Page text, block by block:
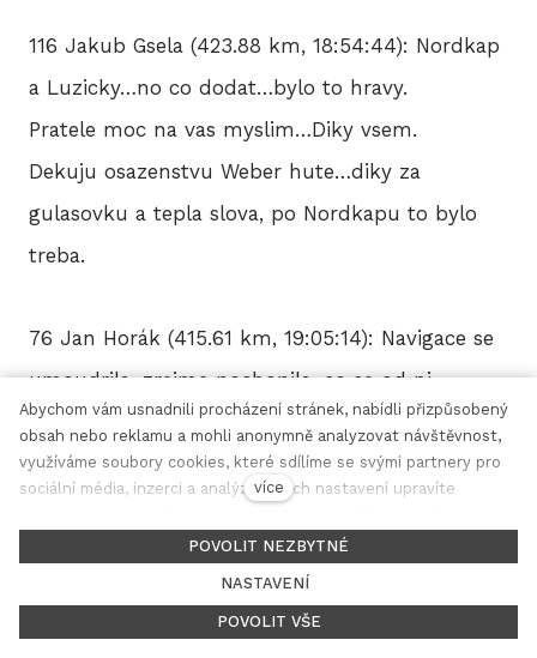
116 Jakub Gsela (423.88 km, 18:54:44): Nordkap
a Luzicky…no co dodat…bylo to hravy.
Pratele moc na vas myslim…Diky vsem.
Dekuju osazenstvu Weber hute…diky za
gulasovku a tepla slova, po Nordkapu to bylo
treba.
76 Jan Horák (415.61 km, 19:05:14): Navigace se
umoudrila, zrejme pochopila, co se od ni
ocekava. Jinak vse v norme. Dnes max. CP1, asi
uz za tmy.
42 Petr Žerníček (411.13 km, 18:49:52): rano 2x
na hubu, bloudeni po lese a Sluknovsko vic
jsem dnes tlacit nez jel. Jsem nasranej a jdu
Abychom vám usnadnili procházení stránek, nabídli přizpůsobený
obsah nebo reklamu a mohli anonymně analyzovat návštěvnost,
využíváme soubory cookies, které sdílíme se svými partnery pro
sociální média, inzerci a analýzu. Jejich nastavení upravíte
patičce webu. Podrobnější informace najdete v našich Zásadách
ochrany osobních údajů a používání souborů cookies. Souhlasíte
více
POVOLIT NEZBYTNÉ
NASTAVENÍ
POVOLIT VŠE